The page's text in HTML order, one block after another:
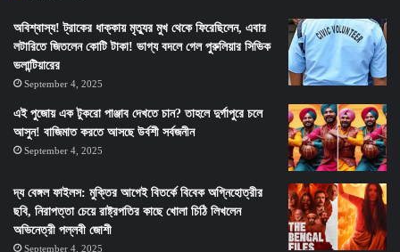
অবিশ্বাস্য! ট্রাকের ধাক্কায় মৃত্যুর মুখ থেকে ফিরেছিলেন, এবার
লটারিতে জিতলেন কোটি টাকা! ভাগ্য বদলে গেল পুরুলিয়ার সিভিক
ভলান্টিয়ারের
September 4, 2025
এই পুজোয় এক টুকরো পাঞ্জাব দেখতে চান? তাহলে দুর্গাপুরে চলে
আসুন! বাজিমাত করতে আসছে উর্বশী সর্বজনীন
September 4, 2025
দ্য বেঙ্গল ফাইলস: মুক্তির আগেই বিতর্কে বিবেক অগ্নিহোত্রীর
ছবি, নিরাপত্তা চেয়ে রাষ্ট্রপতির কাছে খোলা চিঠি লিখলেন
অভিনেত্রী পল্লবী জোশী
September 4, 2025